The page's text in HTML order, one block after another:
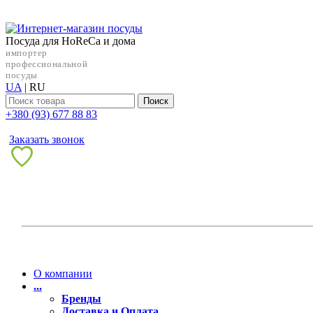
Посуда для HoReCa и дома
импортер
профессиональной
посуды
UA | RU
Поиск
+38‎0 (93) 677 88 83
Заказать звонок
О компании
...
Бренды